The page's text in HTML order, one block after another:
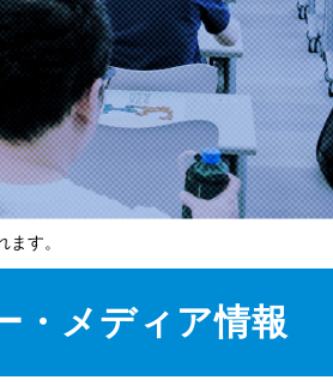
す。
・メディア情報